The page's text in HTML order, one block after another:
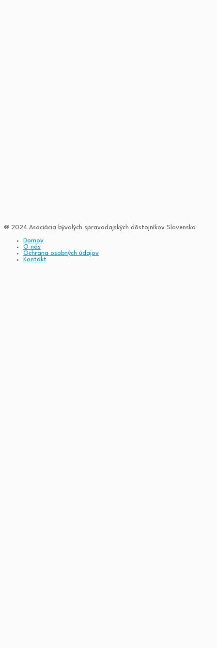
@ 2024 Asociácia bývalých spravodajských dôstojníkov Slovenska
Domov
O nás
Ochrana osobných údajov
Kontakt